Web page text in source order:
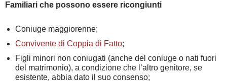
Familiari che possono essere ricongiunti
Coniuge maggiorenne;
Convivente di Coppia di Fatto;
Figli minori non coniugati (anche del coniuge o nati fuori
del matrimonio), a condizione che l’altro genitore, se
esistente, abbia dato il suo consenso;